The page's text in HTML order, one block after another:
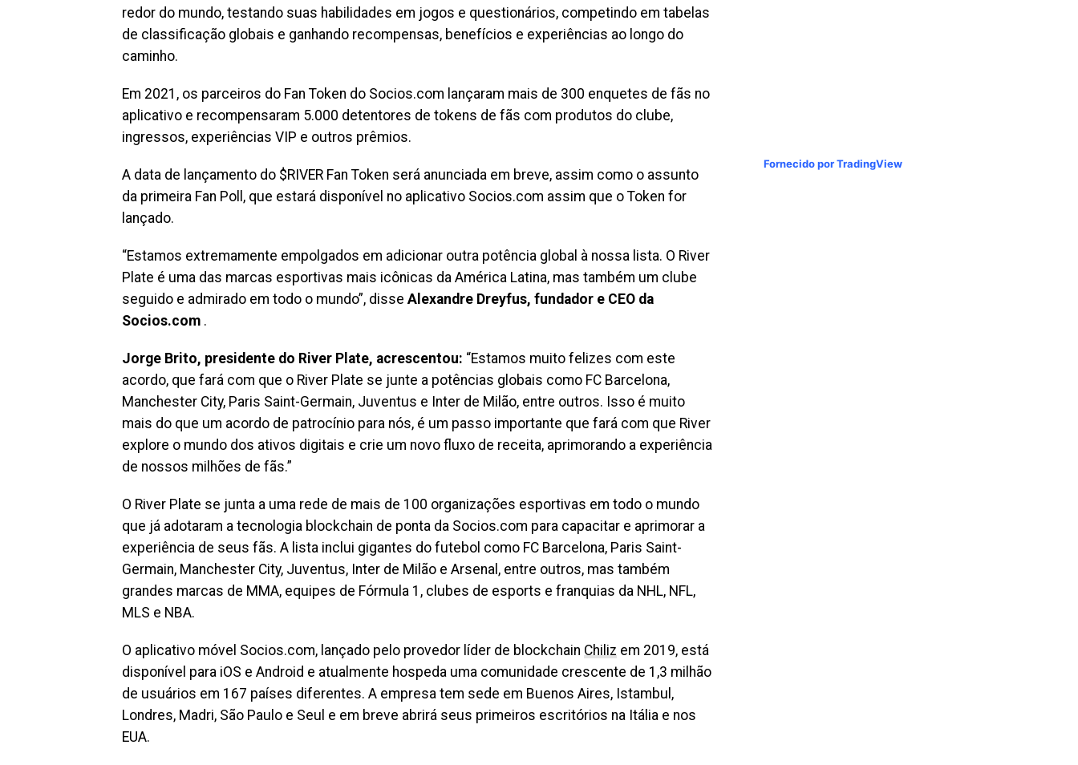
redor do mundo, testando suas habilidades em jogos e questionários, competindo em tabelas
de classificação globais e ganhando recompensas, benefícios e experiências ao longo do
caminho.
Em 2021, os parceiros do Fan Token do Socios.com lançaram mais de 300 enquetes de fãs no
aplicativo e recompensaram 5.000 detentores de tokens de fãs com produtos do clube,
ingressos, experiências VIP e outros prêmios.
A data de lançamento do $RIVER Fan Token será anunciada em breve, assim como o assunto
da primeira Fan Poll, que estará disponível no aplicativo Socios.com assim que o Token for
lançado.
“Estamos extremamente empolgados em adicionar outra potência global à nossa lista. O River
Plate é uma das marcas esportivas mais icônicas da América Latina, mas também um clube
seguido e admirado em todo o mundo”, disse Alexandre Dreyfus, fundador e CEO da
Socios.com .
Jorge Brito, presidente do River Plate, acrescentou: “Estamos muito felizes com este
acordo, que fará com que o River Plate se junte a potências globais como FC Barcelona, ​​
Manchester City, Paris Saint-Germain, Juventus e Inter de Milão, entre outros. Isso é muito
mais do que um acordo de patrocínio para nós, é um passo importante que fará com que River
explore o mundo dos ativos digitais e crie um novo fluxo de receita, aprimorando a experiência
de nossos milhões de fãs.”
O River Plate se junta a uma rede de mais de 100 organizações esportivas em todo o mundo
que já adotaram a tecnologia blockchain de ponta da Socios.com para capacitar e aprimorar a
experiência de seus fãs. A lista inclui gigantes do futebol como FC Barcelona, ​​Paris Saint-
Germain, Manchester City, Juventus, Inter de Milão e Arsenal, entre outros, mas também
grandes marcas de MMA, equipes de Fórmula 1, clubes de esports e franquias da NHL, NFL,
MLS e NBA.
O aplicativo móvel Socios.com, lançado pelo provedor líder de blockchain Chiliz em 2019, está
disponível para iOS e Android e atualmente hospeda uma comunidade crescente de 1,3 milhão
de usuários em 167 países diferentes. A empresa tem sede em Buenos Aires, Istambul,
Londres, Madri, São Paulo e Seul e em breve abrirá seus primeiros escritórios na Itália e nos
EUA.
Fornecido por TradingView